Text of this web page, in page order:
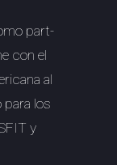
part-
con el
al
para los
y